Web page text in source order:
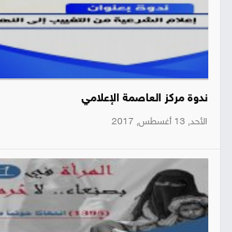
ندوة مركز العاصمة الإعلامي
الأحد, 13 أغسطس, 2017